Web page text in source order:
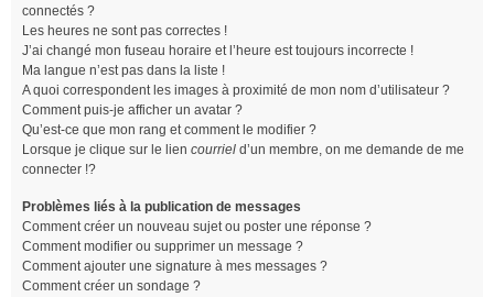
connectés ?
Les heures ne sont pas correctes !
J’ai changé mon fuseau horaire et l’heure est toujours incorrecte !
Ma langue n’est pas dans la liste !
A quoi correspondent les images à proximité de mon nom d’utilisateur ?
Comment puis-je afficher un avatar ?
Qu’est-ce que mon rang et comment le modifier ?
Lorsque je clique sur le lien courriel d’un membre, on me demande de me
connecter !?
Problèmes liés à la publication de messages
Comment créer un nouveau sujet ou poster une réponse ?
Comment modifier ou supprimer un message ?
Comment ajouter une signature à mes messages ?
Comment créer un sondage ?